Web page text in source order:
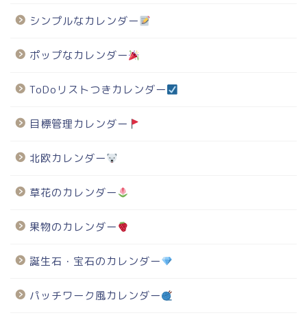
シンプルなカレンダー
ポップなカレンダー
ToDoリストつきカレンダー
目標管理カレンダー
北欧カレンダー
草花のカレンダー
果物のカレンダー
誕生石・宝石のカレンダー
パッチワーク風カレンダー